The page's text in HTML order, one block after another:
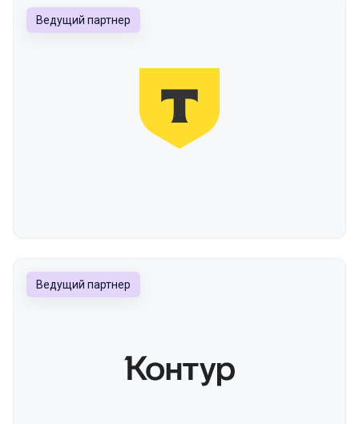
Ведущий партнер
Ведущий партнер